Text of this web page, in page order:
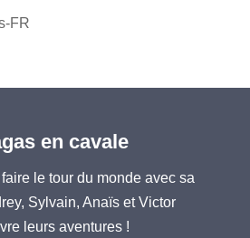
FR
en cavale
le tour du monde avec sa
Sylvain, Anaïs et Victor
leurs aventures !